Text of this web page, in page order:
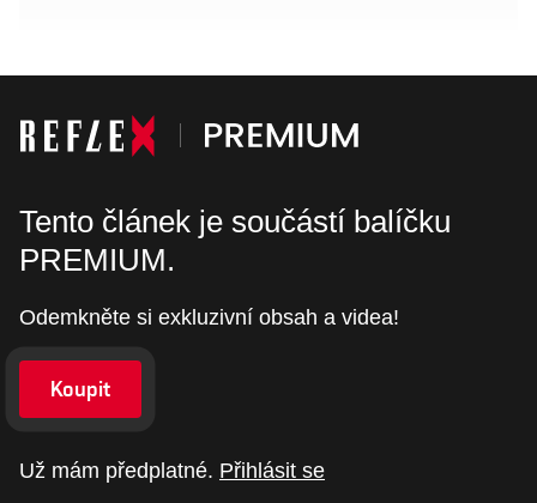
Tento článek je součástí balíčku
PREMIUM.
Odemkněte si exkluzivní obsah a videa!
Koupit
Už mám předplatné. Přihlásit se